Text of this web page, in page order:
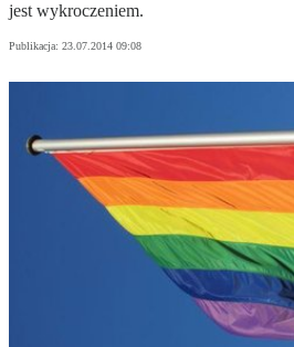
jest wykroczeniem.
Publikacja: 23.07.2014 09:08